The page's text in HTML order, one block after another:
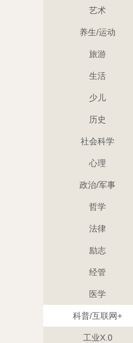
艺术
养生/运动
旅游
生活
少儿
历史
社会科学
心理
政治/军事
哲学
法律
励志
经管
医学
科普/互联网+
工业X.0